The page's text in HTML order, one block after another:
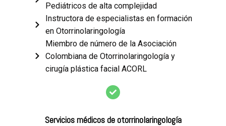
Pediátricos de alta complejidad
Instructora de especialistas en formación
en Otorrinolaringología
Miembro de número de la Asociación
Colombiana de Otorrinolaringología y
cirugía plástica facial ACORL
Servicios médicos de otorrinolaringología